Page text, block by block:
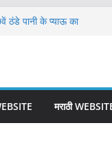
ठंडे पानी के प्याऊ का
हो: राज्यसभा में सांसद
मराठी